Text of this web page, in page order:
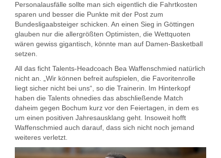
Personalausfälle sollte man sich eigentlich die Fahrtkosten
sparen und besser die Punkte mit der Post zum
Bundesligaabsteiger schicken. An einen Sieg in Göttingen
glauben nur die allergrößten Optimisten, die Wettquoten
wären gewiss gigantisch, könnte man auf Damen-Basketball
setzen.
All das ficht Talents-Headcoach Bea Waffenschmied natürlich
nicht an. „Wir können befreit aufspielen, die Favoritenrolle
liegt sicher nicht bei uns“, so die Trainerin. Im Hinterkopf
haben die Talents ohnedies das abschließende Match
daheim gegen Bochum kurz vor den Feiertagen, in dem es
um einen positiven Jahresausklang geht. Insoweit hofft
Waffenschmied auch darauf, dass sich nicht noch jemand
weiteres verletzt.